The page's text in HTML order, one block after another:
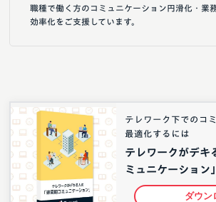
職種で働く方のコミュニケーション円滑化・業
効率化をご支援しています。
テレワーク下でのコ
最適化するには
テレワークがデキ
ミュニケーション」
ダウン